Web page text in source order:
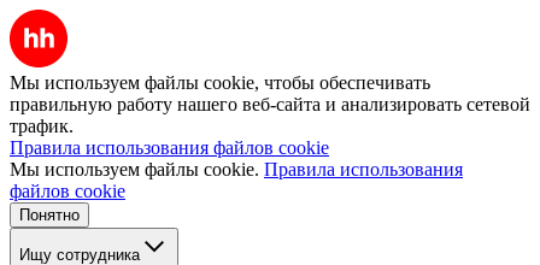
Мы используем файлы cookie, чтобы обеспечивать
правильную работу нашего веб-сайта и анализировать сетевой
трафик.
Правила использования файлов cookie
Мы используем файлы cookie. Правила использования
файлов cookie
Понятно
Ищу сотрудника